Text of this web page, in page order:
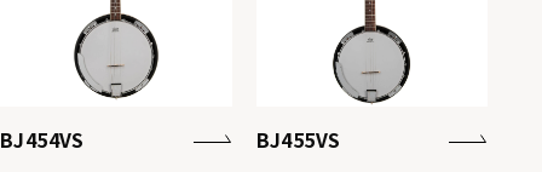
BJ454VS BJ455VS